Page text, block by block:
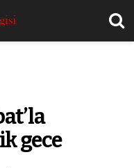
Harbiye’de senfonik gece
gece